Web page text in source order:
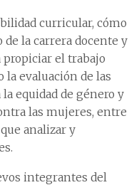
curricular, cómo
la carrera docente y
propiciar el trabajo
la evaluación de las
equidad de género y
las mujeres, entre
analizar y
integrantes del